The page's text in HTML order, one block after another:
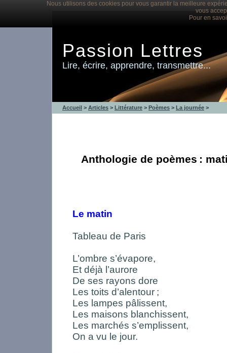
Nous utilisons des cookies pour vous garantir la meilleure
vous
Pour en
Passion Lettres
Lire, écrire, apprendre, transmettre...
Accueil > Articles > Littérature > Poèmes > La journée >
Anthologie de poèmes :
Le matin
Tableau de Paris
L’ombre s’évapore,
Et déjà l’aurore
De ses rayons dore
Les toits d’alentour ;
Les lampes pâlissent,
Les maisons blanchissent,
Les marchés s’emplissent,
On a vu le jour.